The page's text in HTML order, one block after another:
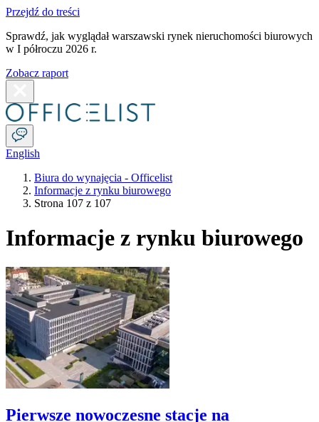
Przejdź do treści
Sprawdź, jak wyglądał warszawski rynek nieruchomości biurowych
w I półroczu 2026 r.
Zobacz raport
English
Biura do wynajęcia - Officelist
Informacje z rynku biurowego
Strona 107 z 107
Informacje z rynku biurowego
Pierwsze nowoczesne stacje na